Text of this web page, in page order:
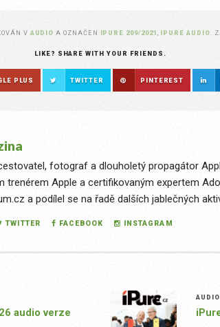
V AUDIO A OZNAČEN IPURE 209/2021 IPURE AUDIO .
LIKE? SHARE WITH YOUR FRIENDS.
PLUS TWITTER PINTEREST
fotograf a dlouholetý propagátor
trenérem Apple a certifikovaným expertem
a podílel se na řadě dalších jablečných
TWITTER FACEBOOK INSTAGRAM
audio verze
AUDIO